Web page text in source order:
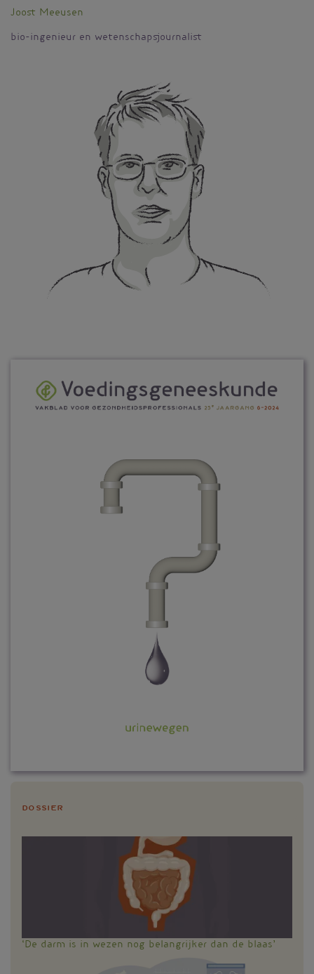
Joost Meeusen
bio-ingenieur en wetenschapsjournalist
Dossier
‘De darm is in wezen nog belangrijker dan de blaas’